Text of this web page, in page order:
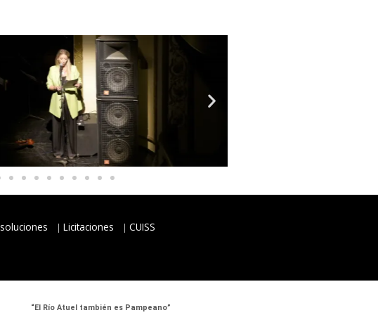
Licitaciones
CUISS
“El Río Atuel también es Pampeano”